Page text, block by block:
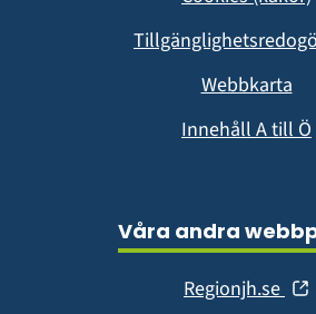
Webbkarta
Innehåll A till Ö
Våra andra
Regionjh.se